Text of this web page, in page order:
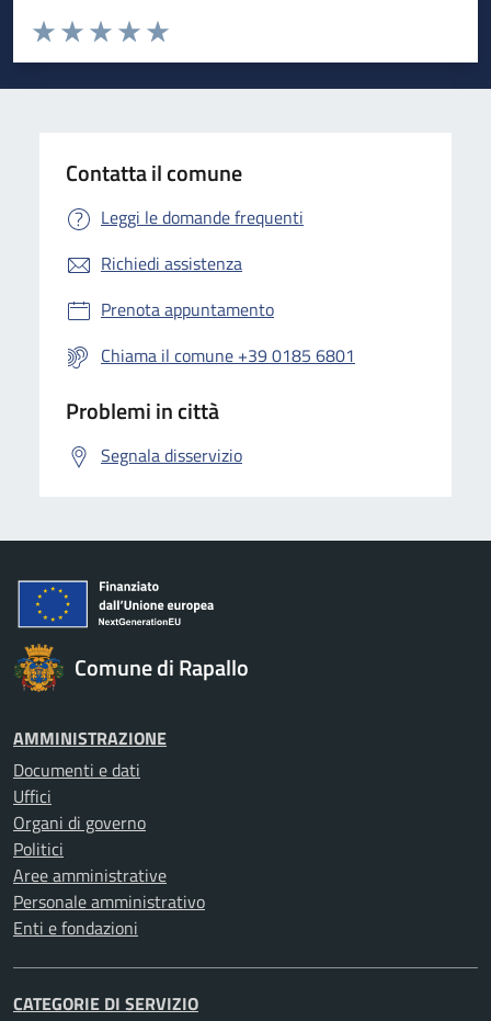
Valuta da 1 a 5 stelle la pagina
Valuta 5 stelle su 5
Valuta 4 stelle su 5
Valuta 3 stelle su 5
Valuta 2 stelle su 5
Valuta 1 stelle su 5
Contatta il comune
Leggi le domande frequenti
Richiedi assistenza
Prenota appuntamento
Chiama il comune +39 0185 6801
Problemi in città
Segnala disservizio
Comune di Rapallo
AMMINISTRAZIONE
Documenti e dati
Uffici
Organi di governo
Politici
Aree amministrative
Personale amministrativo
Enti e fondazioni
CATEGORIE DI SERVIZIO